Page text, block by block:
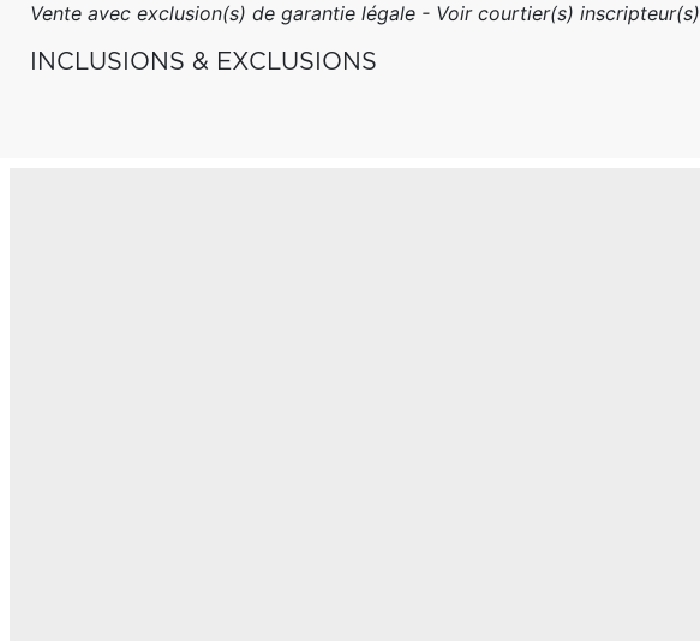
Vente avec exclusion(s) de garantie légale - Voir courtier(s) inscripteur(s)
INCLUSIONS & EXCLUSIONS